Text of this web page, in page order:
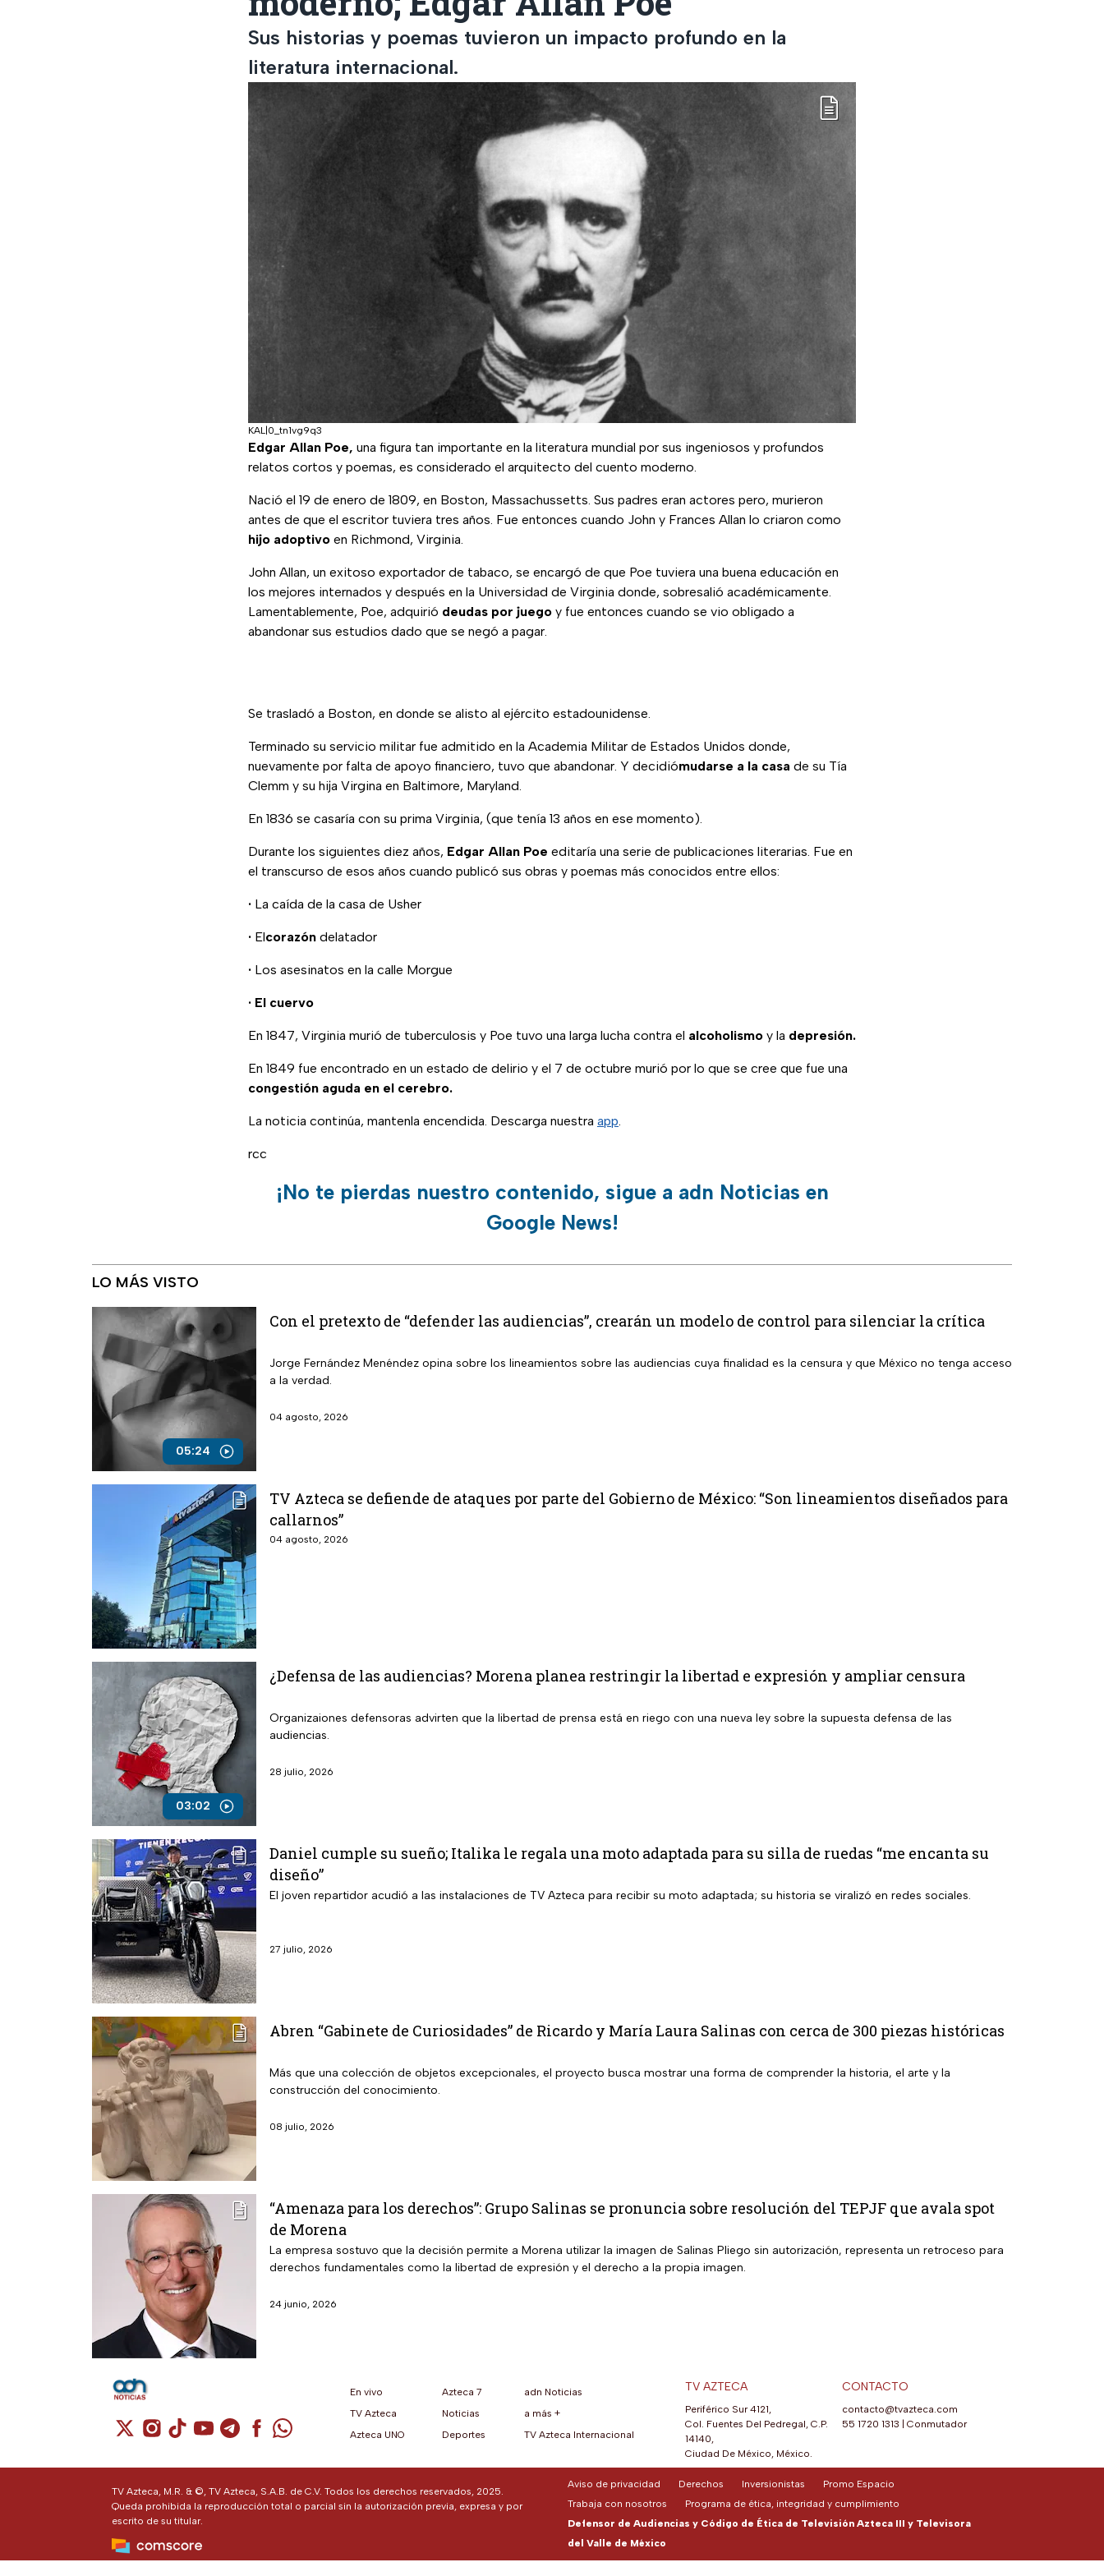
Sus historias y poemas tuvieron un impacto profundo en la
literatura internacional.
KAL|0_tn1vg9q3
Edgar Allan Poe, una figura tan importante en la literatura mundial por sus ingeniosos y profundos
relatos cortos y poemas, es considerado el arquitecto del cuento moderno.
Nació el 19 de enero de 1809, en Boston, Massachussetts. Sus padres eran actores pero, murieron
antes de que el escritor tuviera tres años. Fue entonces cuando John y Frances Allan lo criaron como
hijo adoptivo en Richmond, Virginia.
John Allan, un exitoso exportador de tabaco, se encargó de que Poe tuviera una buena educación en
los mejores internados y después en la Universidad de Virginia donde, sobresalió académicamente.
Lamentablemente, Poe, adquirió deudas por juego y fue entonces cuando se vio obligado a
abandonar sus estudios dado que se negó a pagar.
Se trasladó a Boston, en donde se alisto al ejército estadounidense.
Terminado su servicio militar fue admitido en la Academia Militar de Estados Unidos donde,
nuevamente por falta de apoyo financiero, tuvo que abandonar. Y decidiómudarse a la casa de su Tía
Clemm y su hija Virgina en Baltimore, Maryland.
En 1836 se casaría con su prima Virginia, (que tenía 13 años en ese momento).
Durante los siguientes diez años, Edgar Allan Poe editaría una serie de publicaciones literarias. Fue en
el transcurso de esos años cuando publicó sus obras y poemas más conocidos entre ellos:
· La caída de la casa de Usher
· Elcorazón delatador
· Los asesinatos en la calle Morgue
· El cuervo
En 1847, Virginia murió de tuberculosis y Poe tuvo una larga lucha contra el alcoholismo y la depresión.
En 1849 fue encontrado en un estado de delirio y el 7 de octubre murió por lo que se cree que fue una
congestión aguda en el cerebro.
La noticia continúa, mantenla encendida. Descarga nuestra app.
rcc
¡No te pierdas nuestro contenido, sigue a adn Noticias en
Google News!
LO MÁS VISTO
05:24
Con el pretexto de “defender las audiencias”, crearán un modelo de control para silenciar la crítica
Jorge Fernández Menéndez opina sobre los lineamientos sobre las audiencias cuya finalidad es la censura y que México no tenga acceso
a la verdad.
04 agosto, 2026
TV Azteca se defiende de ataques por parte del Gobierno de México: “Son lineamientos diseñados para
callarnos”
04 agosto, 2026
03:02
¿Defensa de las audiencias? Morena planea restringir la libertad e expresión y ampliar censura
Organizaiones defensoras advirten que la libertad de prensa está en riego con una nueva ley sobre la supuesta defensa de las
audiencias.
28 julio, 2026
Daniel cumple su sueño; Italika le regala una moto adaptada para su silla de ruedas “me encanta su
diseño”
El joven repartidor acudió a las instalaciones de TV Azteca para recibir su moto adaptada; su historia se viralizó en redes sociales.
27 julio, 2026
Abren “Gabinete de Curiosidades” de Ricardo y María Laura Salinas con cerca de 300 piezas históricas
Más que una colección de objetos excepcionales, el proyecto busca mostrar una forma de comprender la historia, el arte y la
construcción del conocimiento.
08 julio, 2026
“Amenaza para los derechos”: Grupo Salinas se pronuncia sobre resolución del TEPJF que avala spot
de Morena
La empresa sostuvo que la decisión permite a Morena utilizar la imagen de Salinas Pliego sin autorización, representa un retroceso para
derechos fundamentales como la libertad de expresión y el derecho a la propia imagen.
24 junio, 2026
Cuenta de X / Twitter (se abre en una nueva pestaña)
Cuenta de Instagram (se abre en una nueva pestaña)
Cuenta de TikTok (se abre en una nueva pestaña)
Cuenta de YouTube (se abre en una nueva pestaña)
Cuenta de Telegram (se abre en una nueva pestaña)
Cuenta de Facebook (se abre en una nueva pestaña)
Cuenta de WhatsApp (se abre en una nueva pestaña)
En vivo
TV Azteca
Azteca UNO
Azteca 7
Noticias
Deportes
adn Noticias
a más +
TV Azteca Internacional
TV AZTECA
Periférico Sur 4121,
Col. Fuentes Del Pedregal, C.P.
14140,
Ciudad De México, México.
CONTACTO
contacto@tvazteca.com
55 1720 1313
Conmutador
TV Azteca, M.R. & ©, TV Azteca, S.A.B. de C.V. Todos los derechos reservados, 2025.
Queda prohibida la reproducción total o parcial sin la autorización previa, expresa y por
escrito de su titular.
Aviso de privacidad Derechos Inversionistas
Promo Espacio
Trabaja con nosotros
Programa de ética, integridad y cumplimiento
Defensor de Audiencias y Código de Ética de Televisión Azteca III y Televisora
del Valle de México